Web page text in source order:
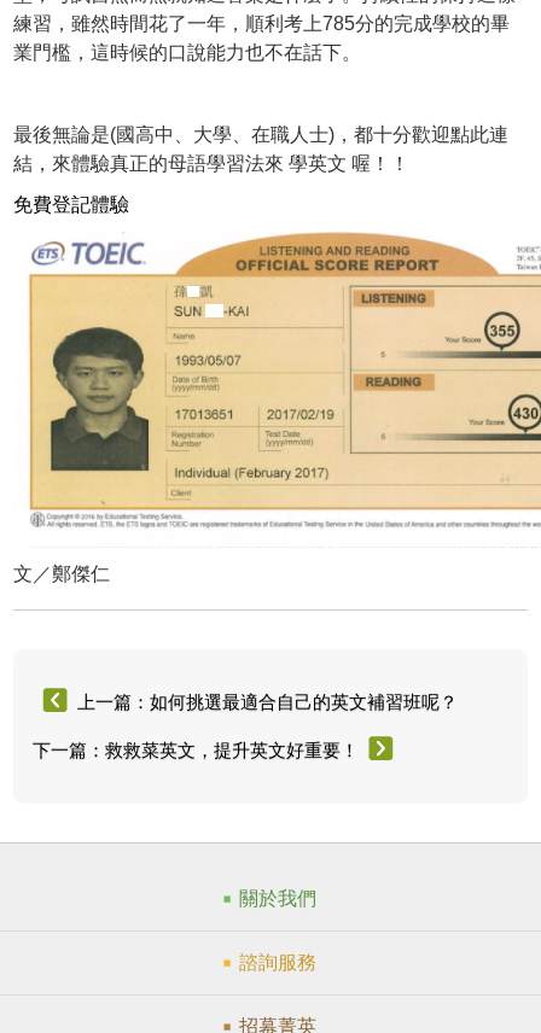
練習，雖然時間花了一年，順利考上785分的完成學校的畢
業門檻，這時候的口說能力也不在話下。
最後無論是(國高中、大學、在職人士)，都十分歡迎點此連
結，來體驗真正的母語學習法來 學英文 喔！！
免費登記體驗
文／鄭傑仁
上一篇：如何挑選最適合自己的英文補習班呢？
下一篇：救救菜英文，提升英文好重要！
關於我們
諮詢服務
招幕菁英